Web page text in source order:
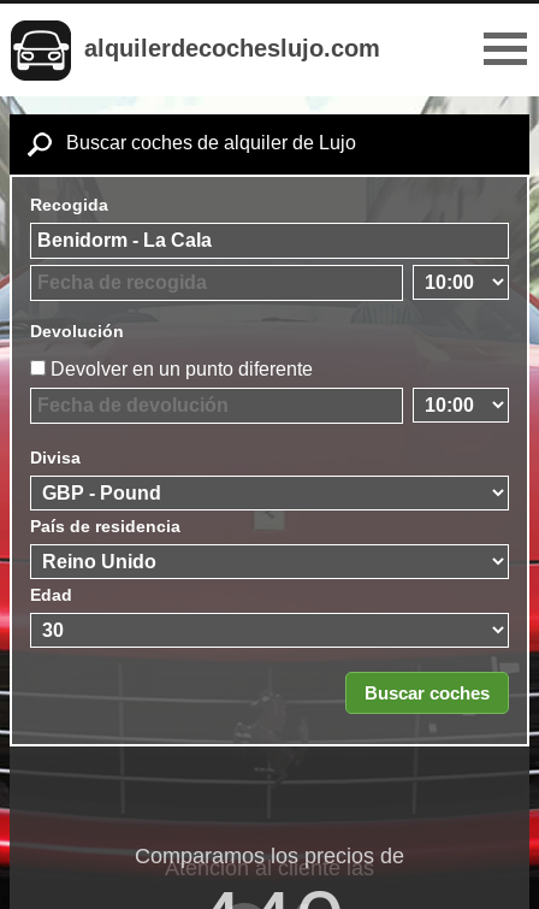
alquilerdecocheslujo.com
Buscar coches de alquiler de Lujo
Recogida
Devolución
Devolver en un punto diferente
Divisa
País de residencia
Edad
Comparamos los precios de
Atención al cliente las